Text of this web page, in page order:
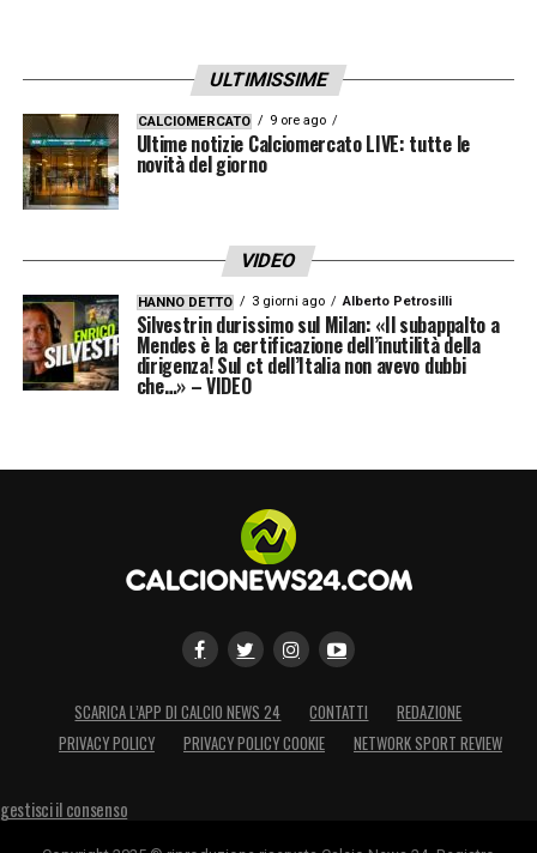
ULTIMISSIME
CALCIOMERCATO 9 ore ago
Ultime notizie Calciomercato LIVE: tutte le
novità del giorno
VIDEO
HANNO DETTO 3 giorni ago Alberto Petrosilli
Silvestrin durissimo sul Milan: «Il subappalto a
Mendes è la certificazione dell’inutilità della
dirigenza! Sul ct dell’Italia non avevo dubbi
che…» – VIDEO
SCARICA L’APP DI CALCIO NEWS 24 CONTATTI
REDAZIONE
PRIVACY POLICY
PRIVACY POLICY COOKIE NETWORK SPORT REVIEW
gestisci il consenso